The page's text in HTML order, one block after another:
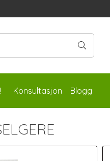
Konsultasjon Blogg